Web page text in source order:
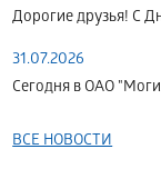
Дорогие друзья! С
31.07.2026
Сегодня в ОАО
ВСЕ НОВОСТИ